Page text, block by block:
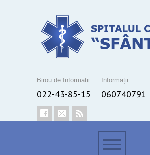
Birou de Informatii
022-43-85-15
Informații
060740791